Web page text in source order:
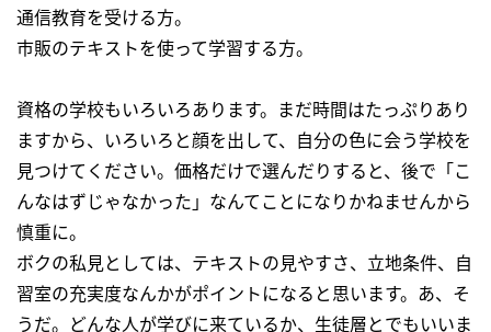
通信教育を受ける方。
市販のテキストを使って学習する方。
資格の学校もいろいろあります。まだ時間はたっぷりあり
ますから、いろいろと顔を出して、自分の色に会う学校を
見つけてください。価格だけで選んだりすると、後で「こ
んなはずじゃなかった」なんてことになりかねませんから
慎重に。
ボクの私見としては、テキストの見やすさ、立地条件、自
習室の充実度なんかがポイントになると思います。あ、そ
うだ。どんな人が学びに来ているか、生徒層とでもいいま